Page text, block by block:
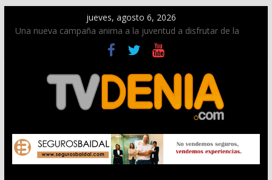
jueves, agosto 6, 2026
Una nueva campaña anima a la juventud a disfrutar de la
Paco Adsuar dona al Arxiu de Dénia más de 50.000 imágenes
de la memoria visual de la ciudad
La Entraeta Festera llena de ambiente la calle Marqués de
Campo con la recepción a la Capitanía Cristiana
El XII Festival de Jazz de Dénia reunirá durante agosto a
figuras nacionales e internacionales en los Jardins de
Torrecremada
Los Moros y Cristianos 2026 reciben las llaves de la ciudad y
dan inicio a las fiestas en Dénia